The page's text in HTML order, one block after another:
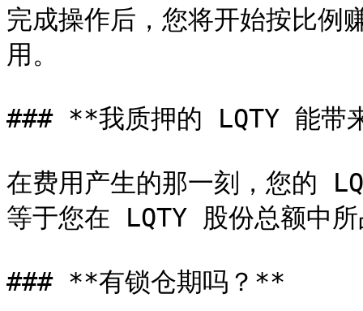
完成操作后，您将开始按比
用。
### **我质押的 LQTY 能带
在费用产生的那一刻，您的
等于您在 LQTY 股份总额中
### **有锁仓期吗？**